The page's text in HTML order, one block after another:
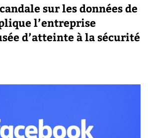
sur les données de
l’entreprise
d’atteinte à la sécurité